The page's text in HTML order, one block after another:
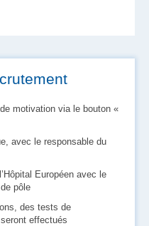
motivation via le bouton «
avec le responsable du
Européen avec le
pôle
des tests de
effectués